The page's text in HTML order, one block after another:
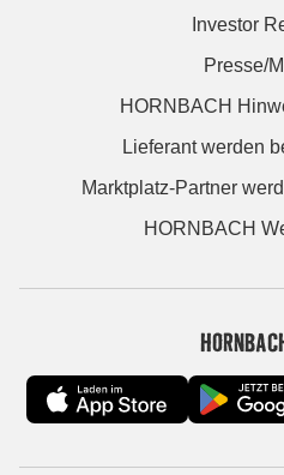
Investor
Presse/
HORNBACH
Lieferant werden
Marktplatz-Partner
HORNBACH